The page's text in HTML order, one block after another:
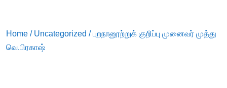
Home / Uncategorized / புறநானூற்றுக் குறிப்பு முனைவர் முத்து
வெ.பிரகாஷ்